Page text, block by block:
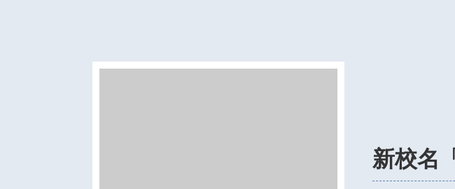
新校名